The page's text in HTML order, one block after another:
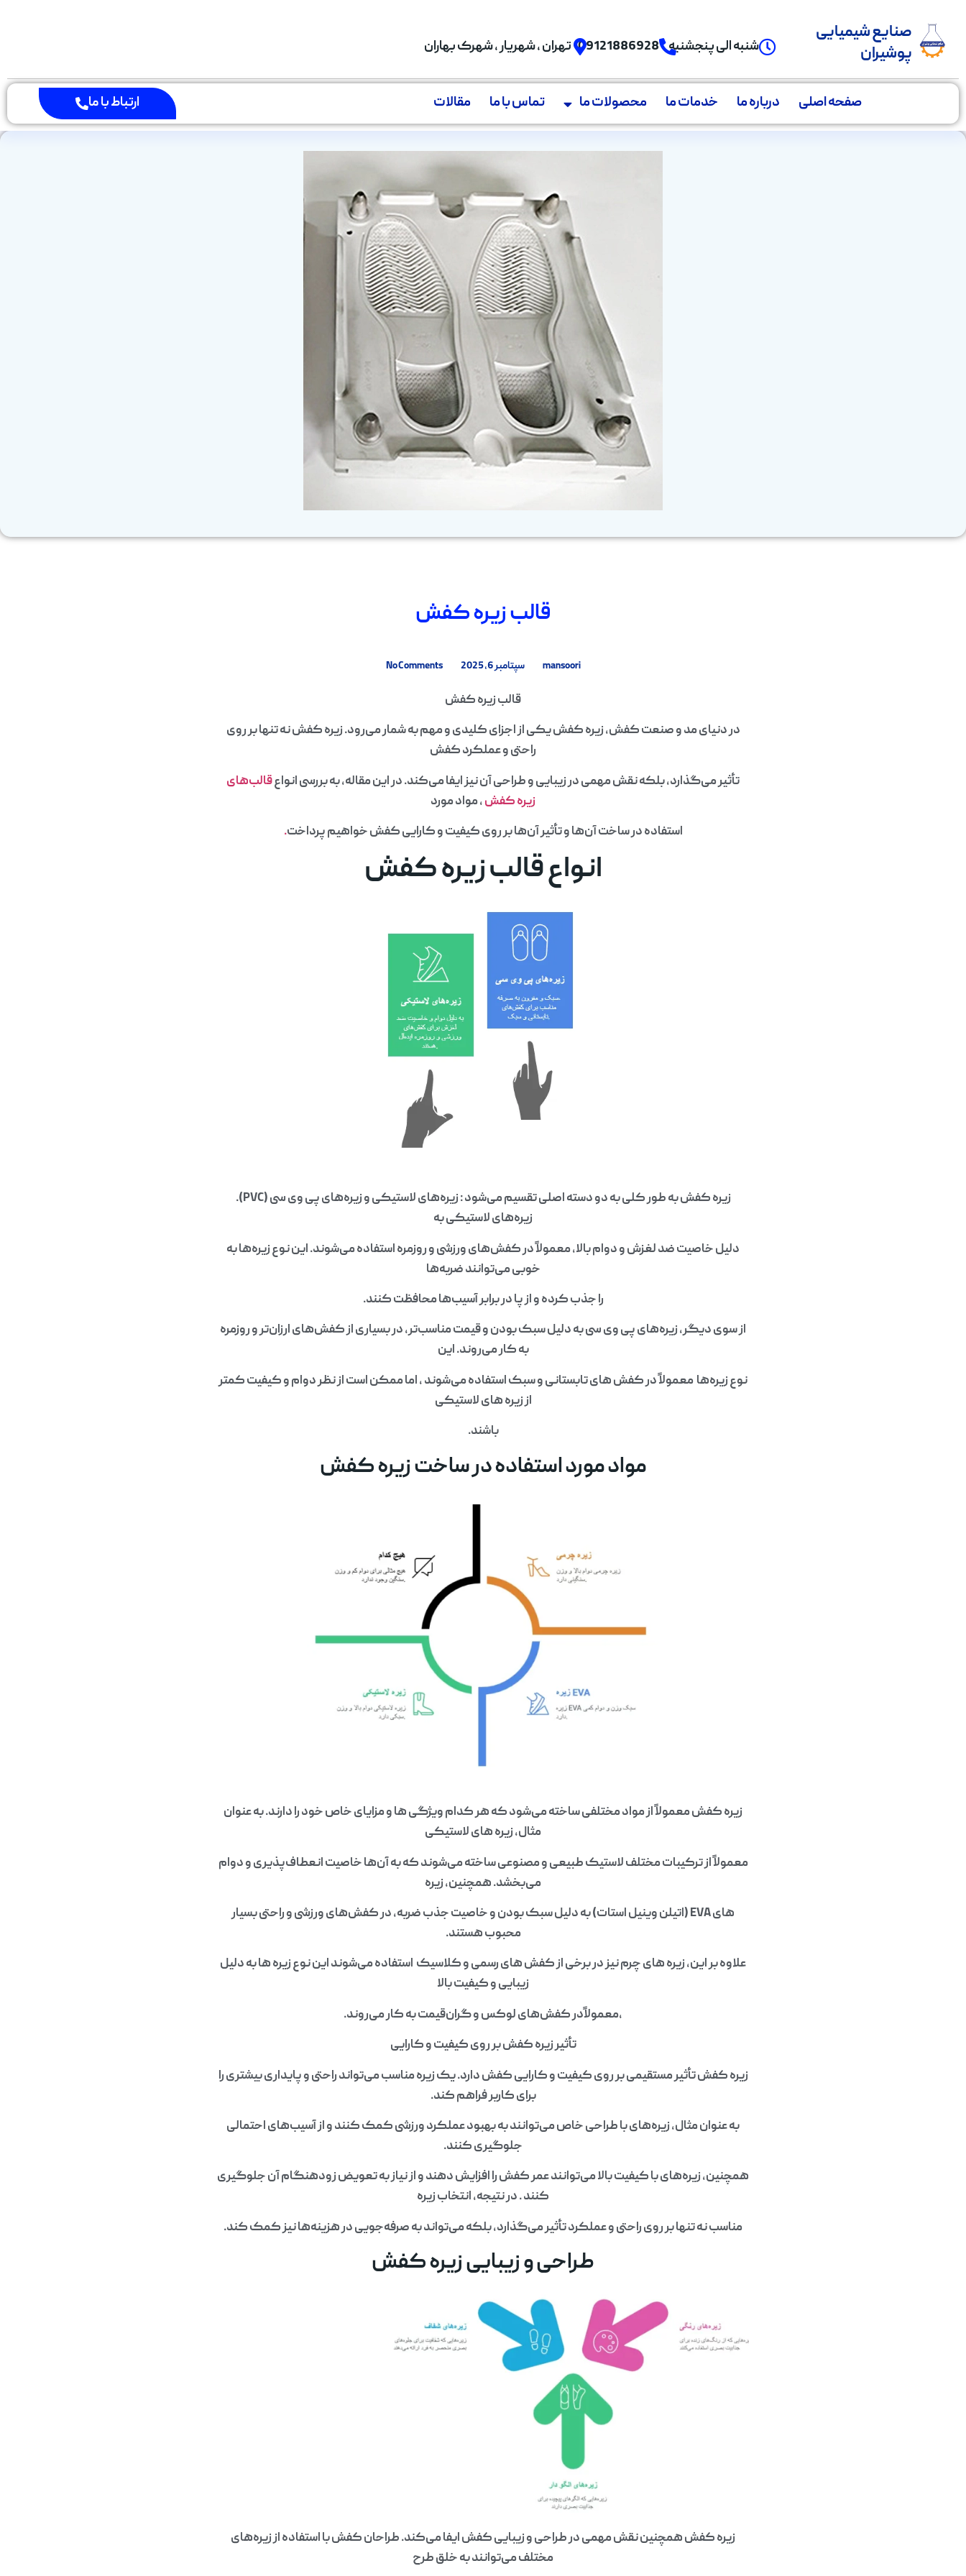
صنایع شیمیایی
پوشیران
شنبه الی پنجشنبه 09121886928 تهران , شهریار , شهرک بهاران
صفحه اصلی درباره ما خدمات ما محصولات ما تماس با ما مقالات ارتباط با ما
قالب زیره کفش
mansoori سپتامبر 6, 2025 No Comments
قالب زیره کفش
در دنیای مد و صنعت کفش، زیره کفش یکی از اجزای کلیدی و مهم به شمار می‌رود. زیره کفش نه تنها بر روی
راحتی و عملکرد کفش
تأثیر می‌گذارد، بلکه نقش مهمی در زیبایی و طراحی آن نیز ایفا می‌کند. در این مقاله، به بررسی انواعقالب‌های
زیره کفش، مواد مورد
استفاده در ساخت آن‌ها و تأثیر آن‌ها بر روی کیفیت و کارایی کفش خواهیم پرداخت.
انواع قالب زیره کفش
زیره کفش به طور کلی به دو دسته اصلی تقسیم می‌شود : زیره‌های لاستیکی و زیره‌های پی وی سی (PVC).
زیره‌های لاستیکی به
دلیل خاصیت ضد لغزش و دوام بالا، معمولاً در کفش‌های ورزشی و روزمره استفاده می‌شوند. این نوع زیره‌ها به
خوبی می‌توانند ضربه‌ها
را جذب کرده و از پا در برابر آسیب‌ها محافظت کنند.
از سوی دیگر، زیره‌های پی وی سی به دلیل سبک بودن و قیمت مناسب‌تر، در بسیاری از کفش‌های ارزان‌تر و روزمره
به کار می‌روند. این
نوع زیره‌ها معمولاً در کفش‌ های تابستانی و سبک استفاده می‌شوند ، اما ممکن است از نظر دوام و کیفیت کمتر
از زیره‌ های لاستیکی
باشند.
مواد مورد استفاده در ساخت زیره کفش
زیره کفش معمولاً از مواد مختلفی ساخته می‌شود که هر کدام ویژگی‌ ها و مزایای خاص خود را دارند. به عنوان
مثال، زیره‌ های لاستیکی
معمولاً از ترکیبات مختلف لاستیک طبیعی و مصنوعی ساخته می‌شوند که به آن‌ها خاصیت انعطاف‌پذیری و دوام
می‌بخشد. همچنین، زیره‌
های EVA (اتیلن وینیل استات) به دلیل سبک بودن و خاصیت جذب ضربه، در کفش‌های ورزشی و راحتی بسیار
محبوب هستند.
علاوه بر این، زیره‌ های چرم نیز در برخی از کفش‌ های رسمی و کلاسیک استفاده می‌شوند این نوع زیره‌ ها به دلیل
زیبایی و کیفیت بالا
،معمولاًدر کفش‌های لوکس و گران‌قیمت به کار می‌روند.
تأثیر زیره کفش بر روی کیفیت و کارایی
زیره کفش تأثیر مستقیمی بر روی کیفیت و کارایی کفش دارد. یک زیره مناسب می‌تواند راحتی و پایداری بیشتری را
برای کاربر فراهم کند.
به عنوان مثال، زیره‌های با طراحی خاص می‌توانند به بهبود عملکرد ورزشی کمک کنند و از آسیب‌های احتمالی
جلوگیری کنند.
همچنین، زیره‌های با کیفیت بالا می‌توانند عمر کفش را افزایش دهند و از نیاز به تعویض زودهنگام آن جلوگیری
کنند . در نتیجه، انتخاب زیره
مناسب نه تنها بر روی راحتی و عملکرد تأثیر می‌گذارد، بلکه می‌تواند به صرفه‌جویی در هزینه‌ها نیز کمک کند.
طراحی و زیبایی زیره کفش
زیره کفش همچنین نقش مهمی در طراحی و زیبایی کفش ایفا می‌کند. طراحان کفش با استفاده از زیره‌های
مختلف می‌توانند به خلق طرح‌